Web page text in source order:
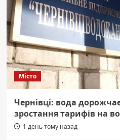
Місто
Чернівці: вода
зростання тарифів на
1 день тому назад